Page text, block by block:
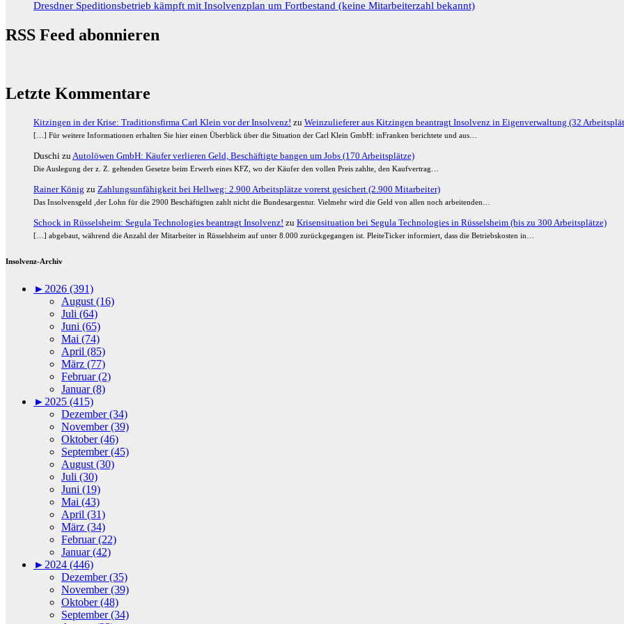
Dresdner Speditionsbetrieb kämpft mit Insolvenzplan um Fortbestand (keine Mitarbeiterzahl bekannt)
RSS Feed abonnieren
Letzte Kommentare
Kitzingen in der Krise: Traditionsfirma Carl Klein vor der Insolvenz! zu Weinzulieferer aus Kitzingen beantragt Insolvenz in Eigenverwaltung (32
[…] Für weitere Informationen erhalten Sie hier einen Überblick über die Situation der Carl Klein GmbH: inFranken berichtete und aus…
Duschi zuAutolöwen GmbH: Käufer verlieren Geld, Beschäftigte bangen um Jobs (170 Arbeitsplätze)
Die Auslegung der z. Z. geltenden Gesetze beim Erwerb eines KFZ, wo der Käufer den vollen Preis zahlte, den Kaufvertrag…
Rainer König zu Zahlungsunfähigkeit bei Hellweg: 2.900 Arbeitsplätze vorerst gesichert (2.900 Mitarbeiter)
Das Insolvensgeld ,der Lohn für die 2900 Beschäftigten zahlt nicht die Bundesargentur. Vielmehr wird die Geld von allen noch arbeitenden…
Schock in Rüsselsheim: Segula Technologies beantragt Insolvenz! zu Krisensituation bei Segula Technologies in Rüsselsheim (bis zu 300 Arbeitsplätze)
[…] abgebaut, während die Anzahl der Mitarbeiter in Rüsselsheim auf unter 8.000 zurückgegangen ist. PleiteTicker informiert, dass die Betriebskosten in…
Insolvenz-Archiv
► 2026 (391)
August (16)
Juli (64)
Juni (65)
Mai (74)
April (85)
März (77)
Februar (2)
Januar (8)
► 2025 (415)
Dezember (34)
November (39)
Oktober (46)
September (45)
August (30)
Juli (30)
Juni (19)
Mai (43)
April (31)
März (34)
Februar (22)
Januar (42)
► 2024 (446)
Dezember (35)
November (39)
Oktober (48)
September (34)